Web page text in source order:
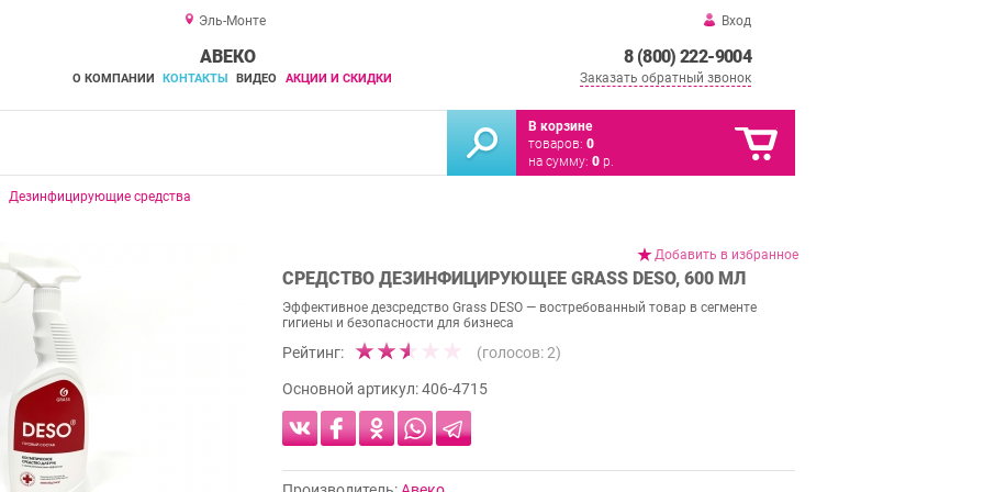
Эль-Монте Вход
8 (800) 222-9004
Заказать обратный звонок
АВЕКО
О КОМПАНИИ КОНТАКТЫ ВИДЕО АКЦИИ И СКИДКИ
В корзине
товаров: 0
на сумму: 0 р.
Дезинфицирующие средства
Добавить в избранное
СРЕДСТВО ДЕЗИНФИЦИРУЮЩЕЕ GRASS DESO, 600 МЛ
Эффективное дезсредство Grass DESO — востребованный товар в сегменте
гигиены и безопасности для бизнеса
Рейтинг: (голосов:2)
Основной артикул:406-4715